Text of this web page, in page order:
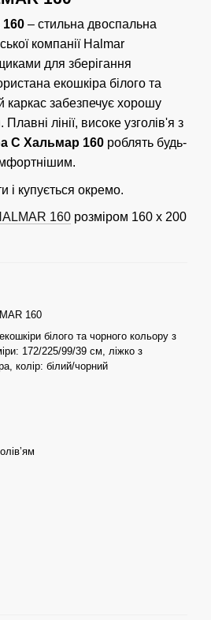
160 – стильна двоспальна
компанії Halmar
для зберігання
екошкіра білого та
каркас забезпечує хорошу
лінії, високе узголів'я з
С Хальмар 160 роблять будь-
і купується окремо.
160 розміром 160 x 200
160
білого та чорного кольору з
172/225/99/39 см, ліжко з
колір: білий/чорний